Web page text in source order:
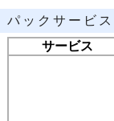
パックサービス
サービス